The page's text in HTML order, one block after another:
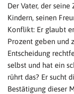
Der Vater, der
Kindern, seinen
Konflikt: Er glaubt
Prozent geben und
Entscheidung
selbst und hat ein
rührt das? Er sucht
Bestätigung dieser